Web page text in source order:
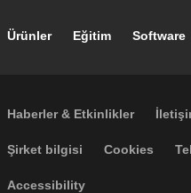
Footer main
Ürünler Eğitim Software
Footer secondary
Haberler & Etkinlikler
Footer menu
Şirket bilgisi Cookies
Accessibility